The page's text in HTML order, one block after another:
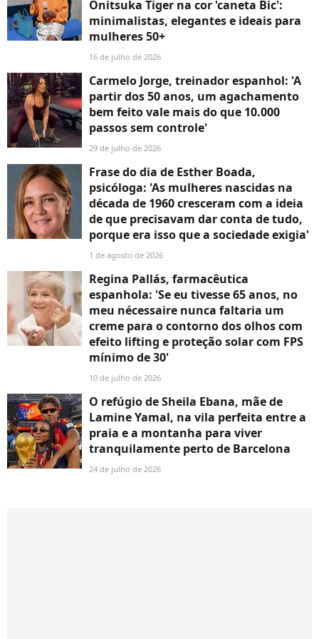
Onitsuka Tiger na cor 'caneta Bic':
minimalistas, elegantes e ideais para
mulheres 50+
16 de julho de 2026
Carmelo Jorge, treinador espanhol: 'A
partir dos 50 anos, um agachamento
bem feito vale mais do que 10.000
passos sem controle'
29 de julho de 2026
Frase do dia de Esther Boada,
psicóloga: 'As mulheres nascidas na
década de 1960 cresceram com a ideia
de que precisavam dar conta de tudo,
porque era isso que a sociedade exigia'
1 de agosto de 2026
Regina Pallás, farmacêutica
espanhola: 'Se eu tivesse 65 anos, no
meu nécessaire nunca faltaria um
creme para o contorno dos olhos com
efeito lifting e proteção solar com FPS
mínimo de 30'
10 de julho de 2026
O refúgio de Sheila Ebana, mãe de
Lamine Yamal, na vila perfeita entre a
praia e a montanha para viver
tranquilamente perto de Barcelona
24 de julho de 2026